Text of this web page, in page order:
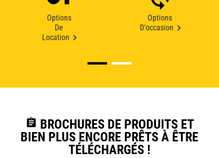
Options
De
Location
Options
D'occasion
assignment BROCHURES DE PRODUITS ET
BIEN PLUS ENCORE PRÊTS À ÊTRE
TÉLÉCHARGÉS !